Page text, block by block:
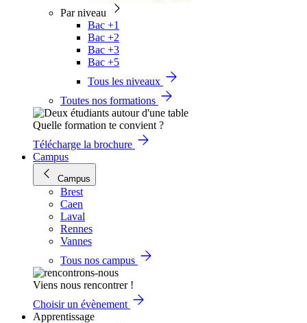
Par niveau
Bac +1
Bac +2
Bac +3
Bac +5
Tous les niveaux
Toutes nos formations
Quelle formation te convient ?
Télécharge la brochure
Campus
Campus
Brest
Caen
Laval
Rennes
Vannes
Tous nos campus
Viens nous rencontrer !
Choisir un évènement
Apprentissage